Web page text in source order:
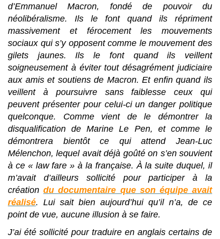
d’Emmanuel Macron, fondé de pouvoir du
néolibéralisme. Ils le font quand ils répriment
massivement et férocement les mouvements
sociaux qui s’y opposent comme le mouvement des
gilets jaunes. Ils le font quand ils veillent
soigneusement à éviter tout désagrément judiciaire
aux amis et soutiens de Macron. Et enfin quand ils
veillent à poursuivre sans faiblesse ceux qui
peuvent présenter pour celui-ci un danger politique
quelconque. Comme vient de le démontrer la
disqualification de Marine Le Pen, et comme le
démontrera bientôt ce qui attend Jean-Luc
Mélenchon, lequel avait déjà goûté on s’en souvient
à ce « law fare » à la française. À la suite duquel, il
m’avait d’ailleurs sollicité pour participer à la
créationdu documentaire que son équipe avait
réalisé. Lui sait bien aujourd’hui qu’il n’a, de ce
point de vue, aucune illusion à se faire.
J’ai été sollicité pour traduire en anglais certains de